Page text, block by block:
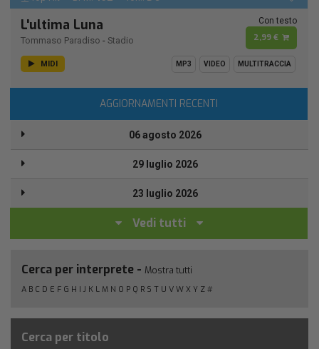
L'ultima Luna
Tommaso Paradiso - Stadio
Con testo
2,99 €
MIDI MP3 VIDEO MULTITRACCIA
AGGIORNAMENTI RECENTI
06 agosto 2026
29 luglio 2026
23 luglio 2026
Vedi tutti
Cerca per interprete - Mostra tutti
A B C D E F G H I J K L M N O P Q R S T U V W X Y Z #
Cerca per titolo